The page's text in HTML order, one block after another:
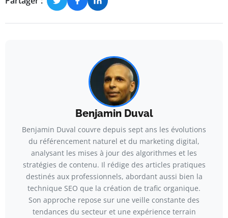
Benjamin Duval
Benjamin Duval couvre depuis sept ans les évolutions
du référencement naturel et du marketing digital,
analysant les mises à jour des algorithmes et les
stratégies de contenu. Il rédige des articles pratiques
destinés aux professionnels, abordant aussi bien la
technique SEO que la création de trafic organique.
Son approche repose sur une veille constante des
tendances du secteur et une expérience terrain